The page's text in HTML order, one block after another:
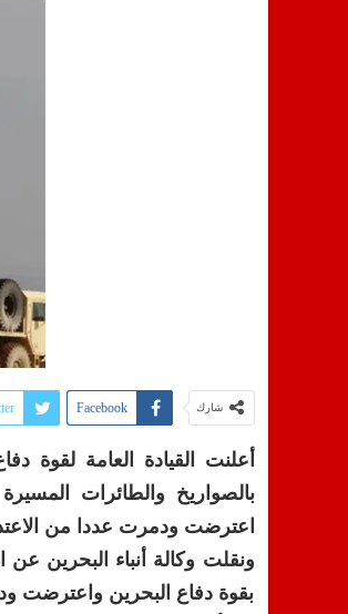
شارك Facebook
أعلنت القيادة العامة لقوة
بالصواريخ والطائرات
اعترضت ودمرت عددا من
ونقلت وكالة أنباء البحرين عن
بقوة دفاع البحرين واعترضت